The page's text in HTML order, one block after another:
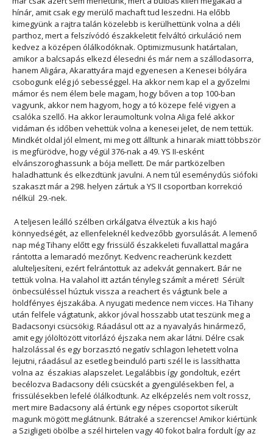
hínár, amit csak egy merülő machaft tud leszedni. Ha előbb
kimegyünk a rajtra talán közelebb is kerülhettünk volna a déli
parthoz, mert a felszívódó északkeletit felváltó cirkuláció nem
kedvez a középen ólálkodóknak. Optimizmusunk határtalan,
amikor a balcsapás elkezd élesedni és már nem a szállodasorra,
hanem Aligára, Akarattyára majd egyenesen a Kenesei bólyára
csobogunk elég jó sebességgel. Ha akkor nem kap el a győzelmi
mámor és nem élem bele magam, hogy bőven a top 100-ban
vagyunk, akkor nem hagyom, hogy a tó közepe felé vigyen a
csalóka szellő. Ha akkor leraumoltunk volna Aliga felé akkor
vidáman és időben vehettük volna a kenesei jelet, de nem tettük.
Mindkét oldal jól elment, mi meg ott álltunk a hinarak miatt többször
is megfürödve, hogy végül 376-nak a 49. YS II-esként
elvánszoroghassunk a bója mellett. De már partközelben
haladhattunk és elkezdtünk javulni. A nem túl eseménydús siófoki
szakaszt már a 298. helyen zártuk a YS II csoportban korrekció
nélkül 29.-nek.
A teljesen leálló szélben cirkálgatva élveztük a kis hajó
könnyedségét, az ellenfeleknél kedvezőbb gyorsulását. A lemenő
nap még Tihany előtt egy frissülő északkeleti fuvallattal magára
rántotta a lemaradó mezőnyt. Kedvenc reacherünk kezdett
alulteljesíteni, ezért felrántottuk az adekvát gennakert. Bár ne
tettük volna. Ha valahol itt aztán tényleg számít a méret! Sérült
önbecsüléssel húztuk vissza a reachert és vágtunk bele a
holdfényes éjszakába. A nyugati medence nem vicces. Ha Tihany
után felfele vágtatunk, akkor jóval hosszabb utat teszünk meg a
Badacsonyi csücsökig. Ráadásul ott az a nyavalyás hinármező,
amit egy jólöltözött vitorlázó éjszaka nem akar látni. Délre csak
halzolással és egy borzasztó negatív schlagon lehetett volna
lejutni, ráadásul az esetleg beinduló parti szél le is lassíthatta
volna az északias alapszelet. Legalábbis így gondoltuk, ezért
becélozva Badacsony déli csücskét a gyengülésekben fel, a
frissülésekben lefelé ólálkodtunk. Az elképzelés nem volt rossz,
mert mire Badacsony alá értünk egy népes csoportot sikerült
magunk mögött meglátnunk. Bátraké a szerencse! Amikor kiértünk
a Szigligeti öbölbe a szél hirtelen vagy 40 fokot balra fordult így az